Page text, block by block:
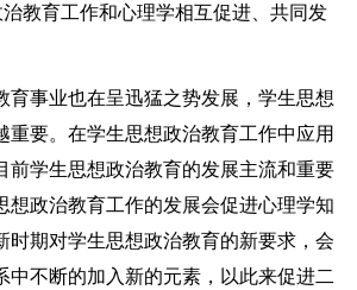
育工作和心理学相互促进、共同发
事业也在呈迅猛之势发展，学生思想
重要。在学生思想政治教育工作中应用
前学生思想政治教育的发展主流和重要
想政治教育工作的发展会促进心理学知
时期对学生思想政治教育的新要求，会
中不断的加入新的元素，以此来促进二